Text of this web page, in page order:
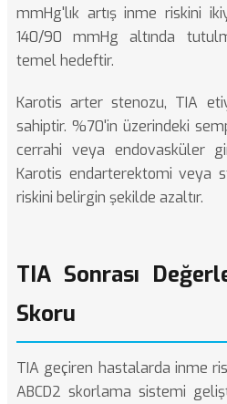
mmHg'lık artış inme riskini
140/90 mmHg altında
temel hedeftir.
Karotis arter stenozu, TIA
sahiptir. %70'in üzerindeki
cerrahi veya endovasküler
Karotis endarterektomi veya
riskini belirgin şekilde azaltır.
TIA Sonrası
Skoru
TIA geçiren hastalarda inme
ABCD2 skorlama sistemi